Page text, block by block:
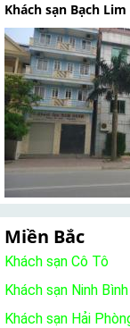
Khách sạn Bạch
Miền Bắc
Khách sạn Cô Tô
Khách sạn Ninh Bình
Khách sạn Hải